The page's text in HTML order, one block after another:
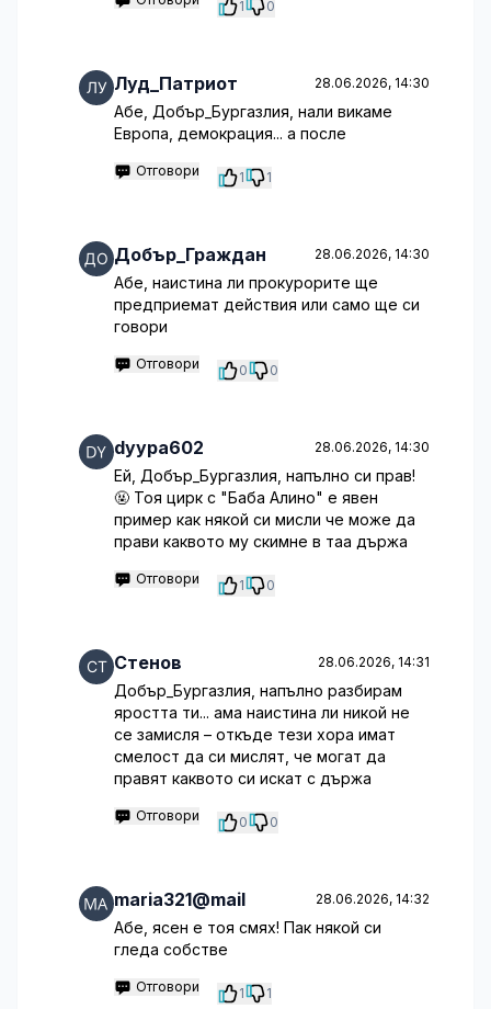
1 0
Луд_Патриот 28.06.2026, 14:30
Абе, Добър_Бургазлия, нали викаме
Европа, демокрация... а после
Отговори 1 1
Добър_Граждан 28.06.2026, 14:30
Абе, наистина ли прокурорите ще
предприемат действия или само ще си
говори
Отговори 0 0
dyypa602 28.06.2026, 14:30
Ей, Добър_Бургазлия, напълно си прав!
🤬 Тоя цирк с "Баба Алино" е явен
пример как някой си мисли че може да
прави каквото му скимне в таа държа
Отговори 1 0
Стенов 28.06.2026, 14:31
Добър_Бургазлия, напълно разбирам
яростта ти... ама наистина ли никой не
се замисля – откъде тези хора имат
смелост да си мислят, че могат да
правят каквото си искат с държа
Отговори 0 0
maria321@mail 28.06.2026, 14:32
Абе, ясен е тоя смях! Пак някой си
гледа собстве
Отговори 1 1